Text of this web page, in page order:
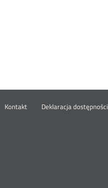
Kontakt Deklaracja dostępności